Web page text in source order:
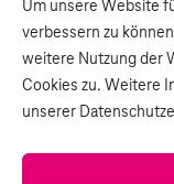
Um unsere Website
verbessern zu
weitere Nutzung der
Cookies zu. Weitere
unserer